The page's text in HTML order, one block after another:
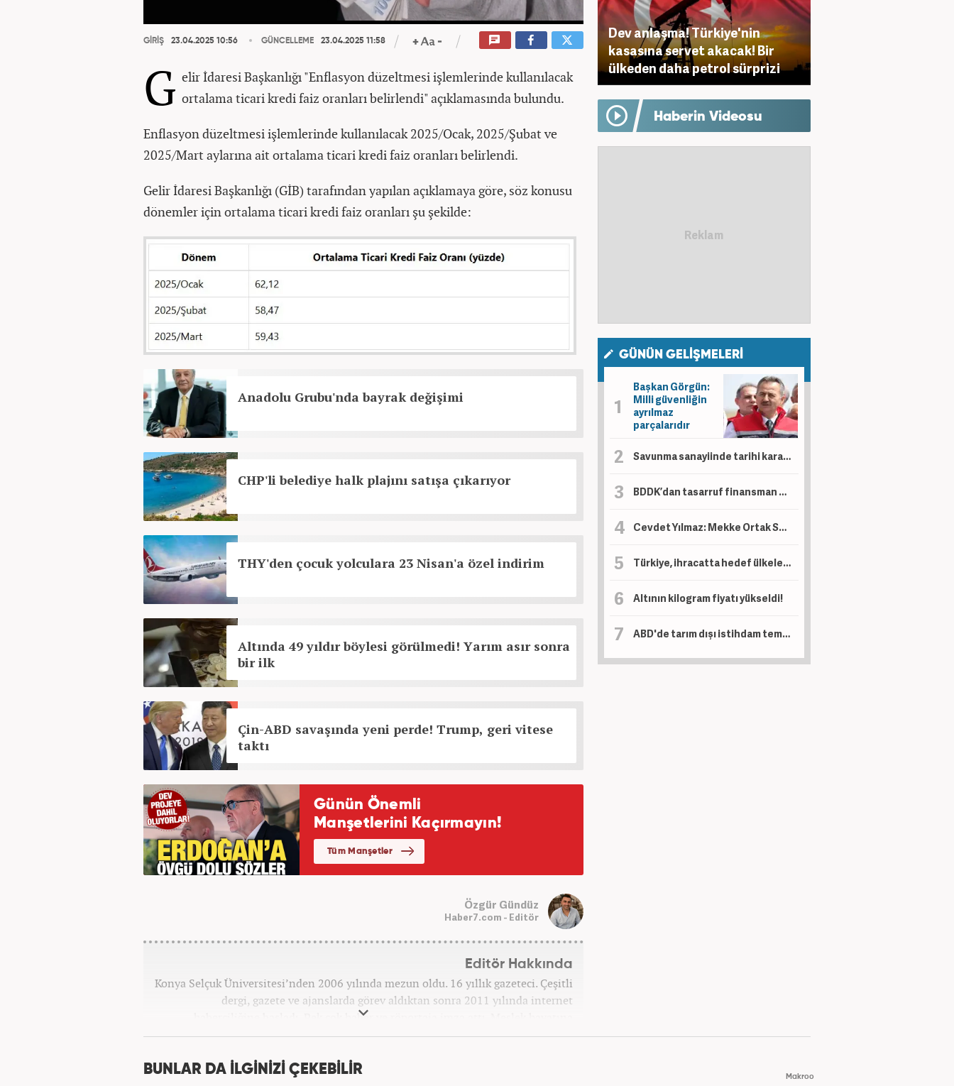
GİRİŞ 23.04.2025 10:56 GÜNCELLEME 23.04.2025 11:58
G elir İdaresi Başkanlığı "Enflasyon düzeltmesi işlemlerinde kullanılacak
ortalama ticari kredi faiz oranları belirlendi" açıklamasında bulundu.
Enflasyon düzeltmesi işlemlerinde kullanılacak 2025/Ocak, 2025/Şubat ve
2025/Mart aylarına ait ortalama ticari kredi faiz oranları belirlendi.
Gelir İdaresi Başkanlığı (GİB) tarafından yapılan açıklamaya göre, söz konusu
dönemler için ortalama ticari kredi faiz oranları şu şekilde:
Anadolu Grubu'nda bayrak değişimi
CHP'li belediye halk plajını satışa çıkarıyor
THY'den çocuk yolculara 23 Nisan'a özel indirim
Altında 49 yıldır böylesi görülmedi! Yarım asır sonra
bir ilk
Çin-ABD savaşında yeni perde! Trump, geri vitese
taktı
Özgür Gündüz
Haber7.com - Editör
Editör Hakkında
Konya Selçuk Üniversitesi’nden 2006 yılında mezun oldu. 16 yıllık gazeteci. Çeşitli
dergi, gazete ve ajanslarda görev aldıktan sonra 2011 yılında internet
haberciliğine başladı. Pek çok haber ve röportaja imza attı. Meslek hayatına
Haber7.com’da 7 yıldır ekonomi editörü olarak devam etmektedir.
Dev anlaşma! Türkiye'nin
kasasına servet akacak! Bir
ülkeden daha petrol sürprizi
Haberin Videosu
GÜNÜN GELİŞMELERİ
Başkan Görgün:
Milli güvenliğin
ayrılmaz
parçalarıdır
Savunma sanayiinde tarihi karar! İki dev milli motor için birleşiyor
BDDK’dan tasarruf finansman düzenlemesi! Taşıt, konut ve iş yerinde limitler değişti
Cevdet Yılmaz: Mekke Ortak Savunma Anlaşması tarihi bir adımdır
Türkiye, ihracatta hedef ülkelere 6 ayda 94 milyar dolarlık satış yaptı
Altının kilogram fiyatı yükseldi!
ABD'de tarım dışı istihdam temmuzda beklentilerin aksine geriledi
BUNLAR DA İLGİNİZİ ÇEKEBİLİR Makroo